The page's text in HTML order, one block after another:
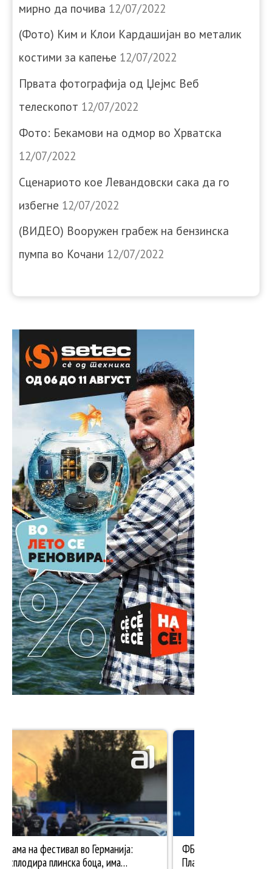
мирно да почива 12/07/2022
(Фото) Ким и Клои Кардашијан во металик
костими за капење 12/07/2022
Првата фотографија од Џејмс Веб
телескопот 12/07/2022
Фото: Бекамови на одмор во Хрватска
12/07/2022
Сценариото кое Левандовски сака да го
избегне 12/07/2022
(ВИДЕО) Вооружен грабеж на бензинска
пумпа во Кочани 12/07/2022